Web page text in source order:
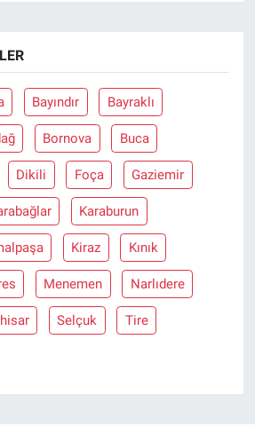
Bayındır Bayraklı
Bornova Buca
Dikili Foça Gaziemir
Karaburun
Kiraz Kınık
Menemen Narlıdere
Selçuk Tire